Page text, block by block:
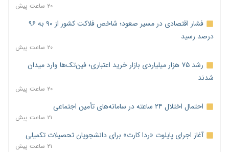
۲۰ ساعت پیش
فشار اقتصادی در مسیر صعود؛ شاخص فلاکت کشور از ۹۰ به ۹۶
درصد رسید
۲۰ ساعت پیش
رشد ۷۵ هزار میلیاردی بازار خرید اعتباری؛ فین‌تک‌ها وارد میدان
شدند
۲۰ ساعت پیش
احتمال اختلال ۲۴ ساعته در سامانه‌های تأمین اجتماعی
۲۱ ساعت پیش
آغاز اجرای پایلوت «ردا کارت» برای دانشجویان تحصیلات تکمیلی
۲۱ ساعت پیش